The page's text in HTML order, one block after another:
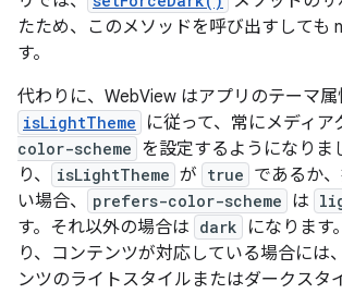
たため、このメソッドを呼び出すしても
す。
代わりに、WebView はアプリのテーマ属
isLightTheme に従って、常にメディア
color-scheme を設定するようになりま
り、
isLightTheme が true であるか
い場合、
prefers-color-scheme は
す。それ以外の場合は dark
になります
り、コンテンツが対応している場合には
ンツのライトスタイルまたはダークスタ